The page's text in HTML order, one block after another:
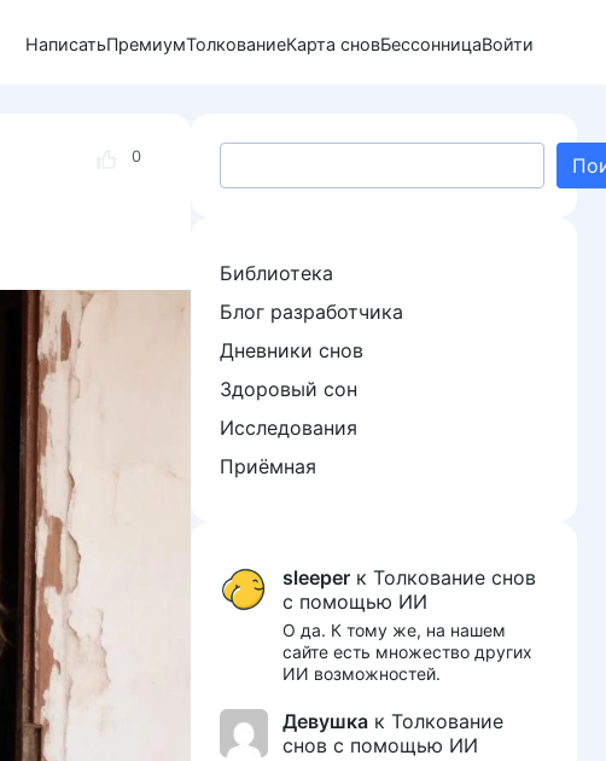
НаписатьПремиумТолкованиеКарта сновБессонницаВойти
0
Библиотека
Блог разработчика
Дневники снов
Здоровый сон
Исследования
Приёмная
sleeper к Толкование снов
с помощью ИИ
О да. К тому же, на нашем
сайте есть множество других
ИИ возможностей.
Девушка к Толкование
снов с помощью ИИ